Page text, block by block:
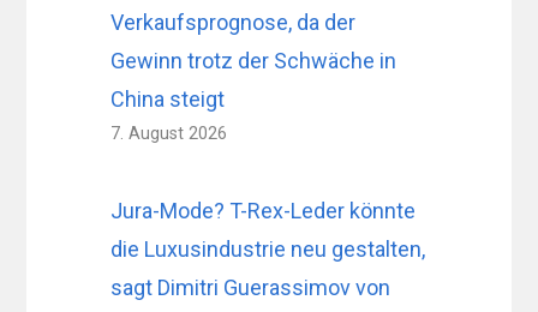
Verkaufsprognose, da der
Gewinn trotz der Schwäche in
China steigt
7. August 2026
Jura-Mode? T-Rex-Leder könnte
die Luxusindustrie neu gestalten,
sagt Dimitri Guerassimov von